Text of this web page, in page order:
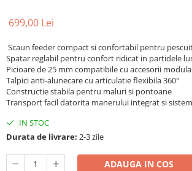
699,00 Lei
Scaun feeder compact si confortabil pentru
Spatar reglabil pentru confort ridicat in partidele
Picioare de 25 mm compatibile cu accesorii
Talpici anti-alunecare cu articulatie flexibila 360°
Constructie stabila pentru maluri si pontoane
Transport facil datorita manerului integrat si
IN STOC
Durata de livrare: 2-3 zile
ADAUGA IN COS